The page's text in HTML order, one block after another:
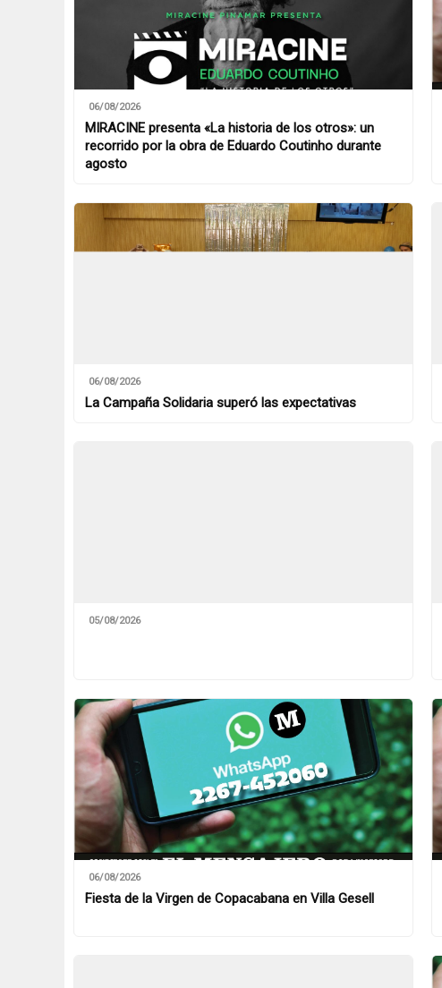
06/08/2026
MIRACINE presenta «La historia de los otros»: un
recorrido por la obra de Eduardo Coutinho durante
agosto
06/08/2026
La Campaña Solidaria superó las expectativas
05/08/2026
06/08/2026
Fiesta de la Virgen de Copacabana en Villa Gesell